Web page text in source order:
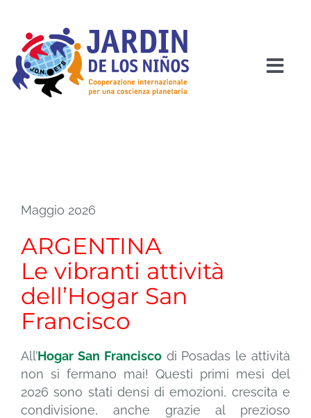
contenuto
PROGETTI
COME SOSTENERCI
COSA PUOI FARE
NEWS
EVENTI
Maggio 2026
ARGENTINA
Le vibranti attività
dell’Hogar San
Francisco
All’Hogar San Franciscodi Posadas le attività
non si fermano mai! Questi primi mesi del
2026 sono stati densi di emozioni, crescita e
condivisione, anche grazie al prezioso